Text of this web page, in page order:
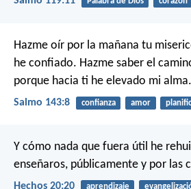
Hazme oír por la mañana tu
he confiado. Hazme saber el
porque hacia ti he elevado mi alma.
Salmo 143:8 confianza amor
Y cómo nada que fuera útil he
enseñaros, públicamente y por las
Hechos 20:20 aprendizaje